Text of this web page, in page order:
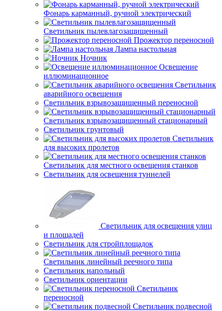
Фонарь карманный, ручной электрический
Светильник пылевлагозащищенный
Прожектор переносной
Лампа настольная
Ночник
Освещение
иллюминационное
Светильник
аварийного освещения
Светильник взрывозащищенный переносной
Светильник взрывозащищенный стационарный
Светильник грунтовый
Светильник
для высоких пролетов
Светильник для местного освещения станков
Светильник для освещения туннелей
Светильник для освещения улиц
и площадей
Светильник для стройплощадок
Светильник линейный реечного типа
Светильник напольный
Светильник ориентации
Светильник
переносной
Светильник подвесной